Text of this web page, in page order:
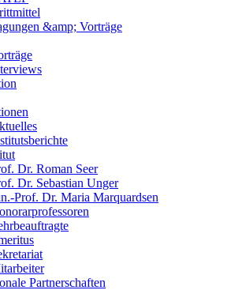
&amp; Vorträge
Dr. Roman Seer
Dr. Sebastian Unger
Prof. Dr. Maria Marquardsen
Partnerschaften